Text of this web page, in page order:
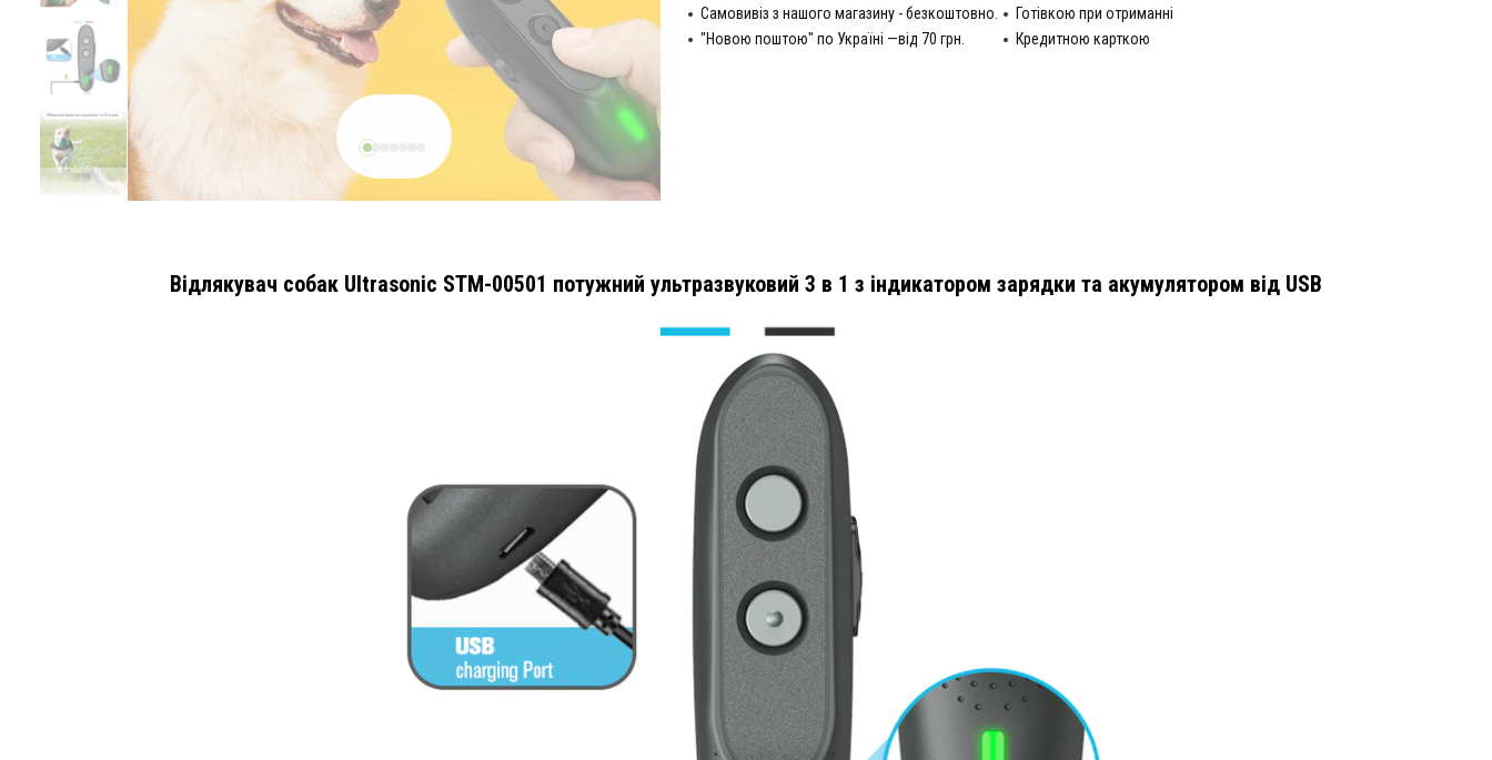
Самовивіз з нашого магазину - безкоштовно.
"Новою поштою" по Україні —від 70 грн.
Готівкою при отриманні
Кредитною карткою
Відлякувач собак Ultrasonic STM-00501 потужний ультразвуковий 3 в 1 з індикатором зарядки та акумулятором від USB